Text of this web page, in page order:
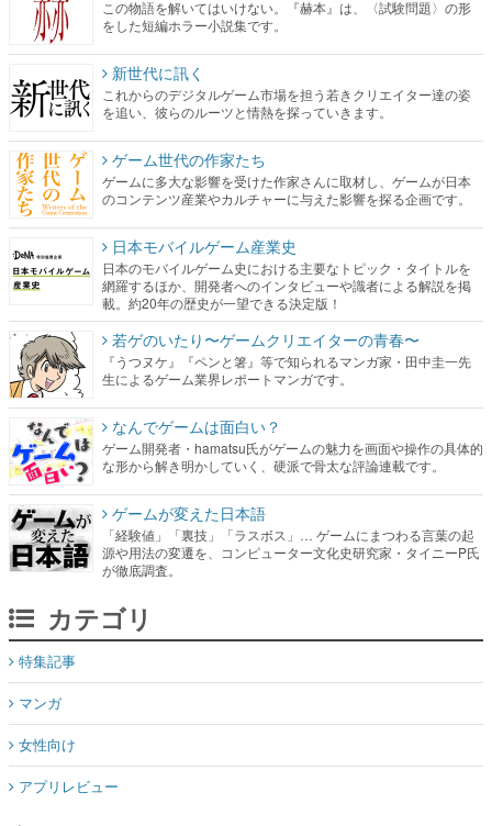
この物語を解いてはいけない。『赫本』は、〈試験問題〉の形
をした短編ホラー小説集です。
新世代に訊く
これからのデジタルゲーム市場を担う若きクリエイター達の姿
を追い、彼らのルーツと情熱を探っていきます。
ゲーム世代の作家たち
ゲームに多大な影響を受けた作家さんに取材し、ゲームが日本
のコンテンツ産業やカルチャーに与えた影響を探る企画です。
日本モバイルゲーム産業史
日本のモバイルゲーム史における主要なトピック・タイトルを
網羅するほか、開発者へのインタビューや識者による解説を掲
載。約20年の歴史が一望できる決定版！
若ゲのいたり〜ゲームクリエイターの青春〜
『うつヌケ』『ペンと箸』等で知られるマンガ家・田中圭一先
生によるゲーム業界レポートマンガです。
なんでゲームは面白い？
ゲーム開発者・hamatsu氏がゲームの魅力を画面や操作の具体的
な形から解き明かしていく、硬派で骨太な評論連載です。
ゲームが変えた日本語
「経験値」「裏技」「ラスボス」… ゲームにまつわる言葉の起
源や用法の変遷を、コンピューター文化史研究家・タイニーP氏
が徹底調査。
カテゴリ
特集記事
マンガ
女性向け
アプリレビュー